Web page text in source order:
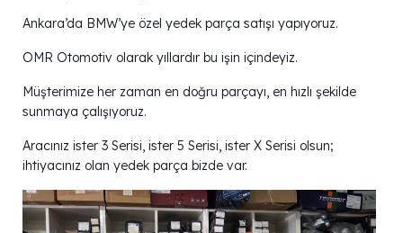
Ankara’da BMW’ye özel yedek parça satışı yapıyoruz.
OMR Otomotiv olarak yıllardır bu işin içindeyiz.
Müşterimize her zaman en doğru parçayı, en hızlı şekilde
sunmaya çalışıyoruz.
Aracınız ister 3 Serisi, ister 5 Serisi, ister X Serisi olsun;
ihtiyacınız olan yedek parça bizde var.